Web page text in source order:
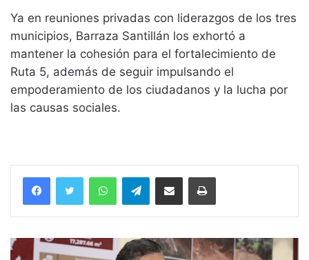
Ya en reuniones privadas con liderazgos de los tres
municipios, Barraza Santillán los exhortó a
mantener la cohesión para el fortalecimiento de
Ruta 5, además de seguir impulsando el
empoderamiento de los ciudadanos y la lucha por
las causas sociales.
WhatsAppTelegramCompartir vía email Imprimir